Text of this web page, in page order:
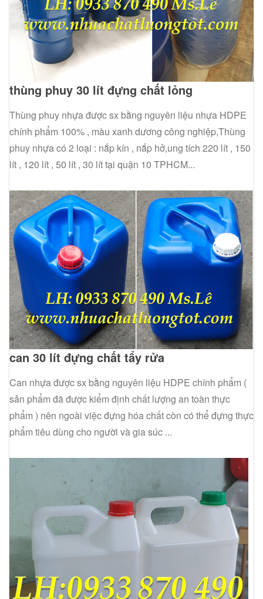
thùng phuy 30 lít đựng chất lỏng
Thùng phuy nhựa được sx bằng nguyên liệu nhựa HDPE
chính phẩm 100% , màu xanh dương công nghiệp,Thùng
phuy nhựa có 2 loại : nắp kín , nắp hở,ung tích 220 lít , 150
lít , 120 lít , 50 lít , 30 lít tại quận 10 TPHCM...
can 30 lít đựng chất tẩy rửa
Can nhựa được sx bằng nguyên liệu HDPE chính phẩm (
sản phẩm đã được kiểm định chất lượng an toàn thực
phẩm ) nên ngoài việc đựng hóa chất còn có thể đựng thực
phẩm tiêu dùng cho người và gia súc ...